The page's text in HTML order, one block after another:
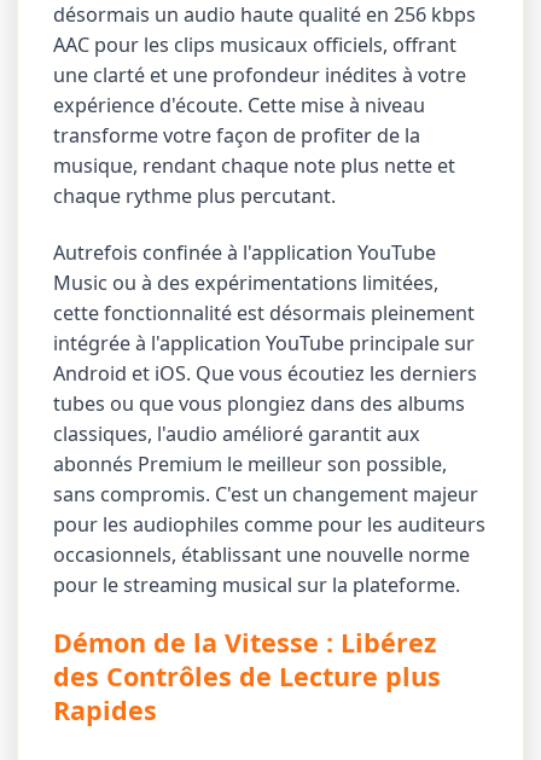
désormais un audio haute qualité en 256 kbps
AAC pour les clips musicaux officiels, offrant
une clarté et une profondeur inédites à votre
expérience d'écoute. Cette mise à niveau
transforme votre façon de profiter de la
musique, rendant chaque note plus nette et
chaque rythme plus percutant.
Autrefois confinée à l'application YouTube
Music ou à des expérimentations limitées,
cette fonctionnalité est désormais pleinement
intégrée à l'application YouTube principale sur
Android et iOS. Que vous écoutiez les derniers
tubes ou que vous plongiez dans des albums
classiques, l'audio amélioré garantit aux
abonnés Premium le meilleur son possible,
sans compromis. C'est un changement majeur
pour les audiophiles comme pour les auditeurs
occasionnels, établissant une nouvelle norme
pour le streaming musical sur la plateforme.
Démon de la Vitesse : Libérez
des Contrôles de Lecture plus
Rapides